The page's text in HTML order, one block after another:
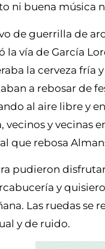
ni buena música
de guerrilla de
la vía de García
la cerveza fría
a rebosar de
al aire libre y
vecinos y
que rebosa
pudieron
y
Las ruedas
y de ruido.